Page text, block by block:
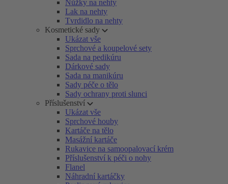
Nůžky na nehty
Lak na nehty
Tvrdidlo na nehty
Kosmetické sady
Ukázat vše
Sprchové a koupelové sety
Sada na pedikúru
Dárkové sady
Sada na manikúru
Sady péče o tělo
Sady ochrany proti slunci
Příslušenství
Ukázat vše
Sprchové houby
Kartáče na tělo
Masážní kartáče
Rukavice na samoopalovací krém
Příslušenství k péči o nohy
Flanel
Náhradní kartáčky